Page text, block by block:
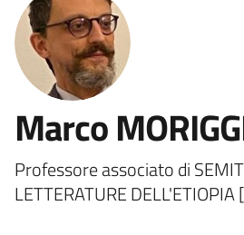
Marco
Professore associato di
LETTERATURE